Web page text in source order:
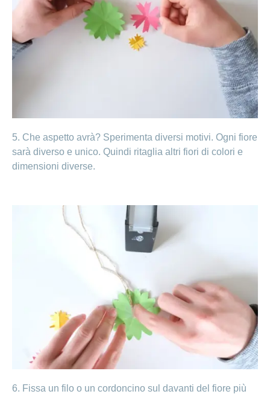
5. Che aspetto avrà? Sperimenta diversi motivi. Ogni fiore
sarà diverso e unico. Quindi ritaglia altri fiori di colori e
dimensioni diverse.
6. Fissa un filo o un cordoncino sul davanti del fiore più